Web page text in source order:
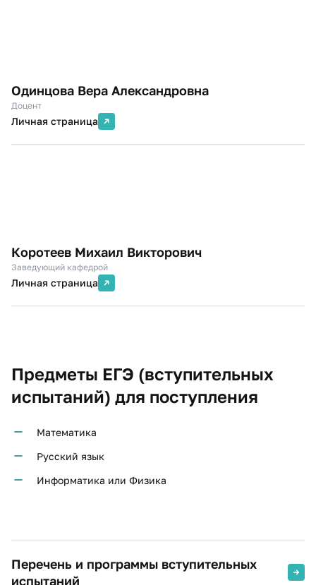
Одинцова Вера Александровна
Доцент
Личная страница
Коротеев Михаил Викторович
Заведующий кафедрой
Личная страница
Предметы ЕГЭ (вступительных
испытаний) для поступления
Математика
Русский язык
Информатика или Физика
Перечень и программы вступительных
испытаний